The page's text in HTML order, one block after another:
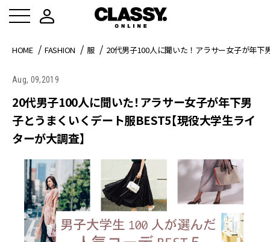
HOME FASHION 服 20代男子100人に聞いた！アラサー女子が年下
Aug, 09,2019
20代男子100人に聞いた！アラサー女子が年下男
子とうまくいくデート服BEST5【現役大学生ライ
ターが大調査】